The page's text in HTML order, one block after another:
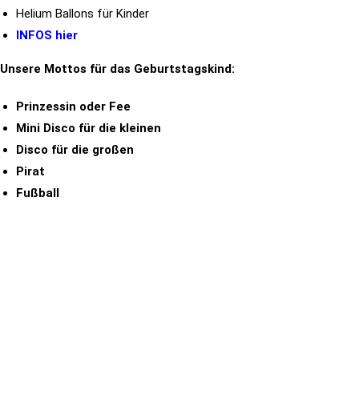
Helium Ballons für Kinder
INFOS hier
Unsere Mottos für das Geburtstagskind:
Prinzessin oder Fee
Mini Disco für die kleinen
Disco für die großen
Pirat
Fußball